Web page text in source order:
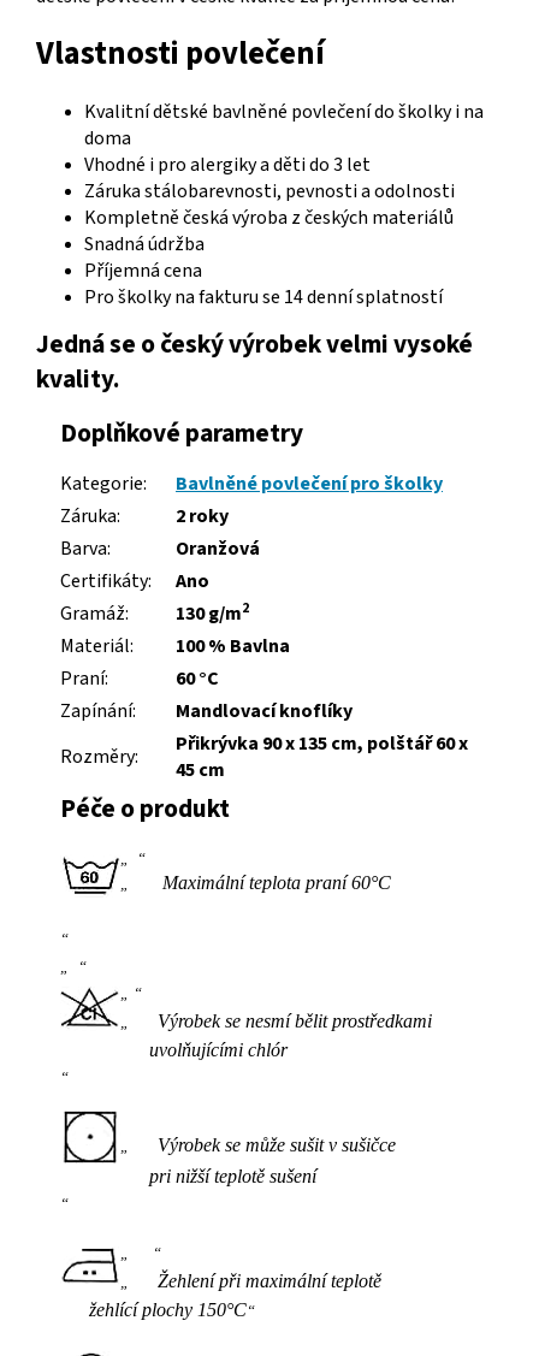
Vlastnosti povlečení
Kvalitní dětské bavlněné povlečení do školky i na
doma
Vhodné i pro alergiky a děti do 3 let
Záruka stálobarevnosti, pevnosti a odolnosti
Kompletně česká výroba z českých materiálů
Snadná údržba
Příjemná cena
Pro školky na fakturu se 14 denní splatností
Jedná se o český výrobek velmi vysoké
kvality.
Doplňkové parametry
Kategorie:
Bavlněné povlečení pro školky
Záruka:
2 roky
Barva:
Oranžová
Certifikáty:
Ano
Gramáž:
130 g/m2
Materiál:
100 % Bavlna
Praní:
60 °C
Zapínání:
Mandlovací knoflíky
Rozměry:
Přikrývka 90 x 135 cm, polštář 60 x
45 cm
Péče o produkt
Maximální teplota praní 60°C
Výrobek se nesmí bělit prostředkami
uvolňujícími chlór
Výrobek se může sušit v sušičce
pri nižší teplotě sušení
Žehlení při maximální teplotě
žehlící plochy 150°C